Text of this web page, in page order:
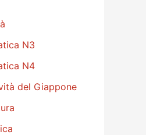
N3
N4
del Giappone